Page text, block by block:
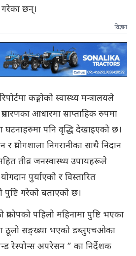
गरेका छन्।
विज्ञापन
कङ्गोको स्वास्थ्य मन्त्रालयले
आधारमा साप्ताहिक रुपमा
पनि वृद्धि देखाइएको छ।
र प्रयोगशाला निगरानीका साथै निदान
तीव्र जनस्वास्थ्य उपायहरूले
पुर्याएको र विस्तारित
गरेको बताएको छ।
प्रकोपको पहिलो महिनामा पुष्टि भएका
ठूलो सङ्ख्या भएको डब्लुएचओका
रेस्पोन्स अपरेसन ” का निर्देशक